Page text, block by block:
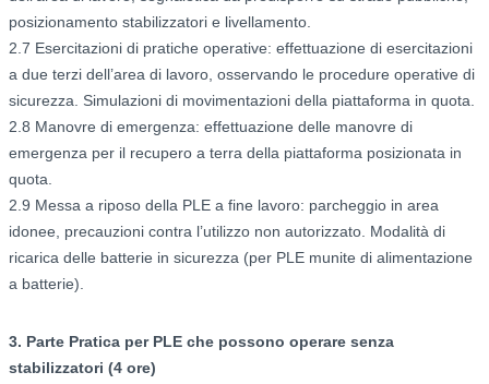
posizionamento stabilizzatori e livellamento.
2.7 Esercitazioni di pratiche operative: effettuazione di esercitazioni
a due terzi dell’area di lavoro, osservando le procedure operative di
sicurezza. Simulazioni di movimentazioni della piattaforma in quota.
2.8 Manovre di emergenza: effettuazione delle manovre di
emergenza per il recupero a terra della piattaforma posizionata in
quota.
2.9 Messa a riposo della PLE a fine lavoro: parcheggio in area
idonee, precauzioni contra l’utilizzo non autorizzato. Modalità di
ricarica delle batterie in sicurezza (per PLE munite di alimentazione
a batterie).
3. Parte Pratica per PLE che possono operare senza
stabilizzatori (4 ore)